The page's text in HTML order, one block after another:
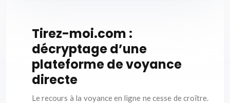
Tirez-moi.com :
décryptage d’une
plateforme de voyance
directe
Le recours à la voyance en ligne ne cesse de croître.